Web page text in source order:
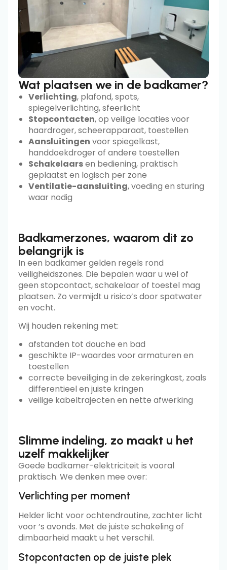
Wat plaatsen we in de badkamer?
Verlichting, plafond, spots,
spiegelverlichting, sfeerlicht
Stopcontacten, op veilige locaties voor
haardroger, scheerapparaat, toestellen
Aansluitingen voor spiegelkast,
handdoekdroger of andere toestellen
Schakelaarsen bediening, praktisch
geplaatst en logisch per zone
Ventilatie-aansluiting, voeding en sturing
waar nodig
Badkamerzones, waarom dit zo
belangrijk is
In een badkamer gelden regels rond
veiligheidszones. Die bepalen waar u wel of
geen stopcontact, schakelaar of toestel mag
plaatsen. Zo vermijdt u risico’s door spatwater
en vocht.
Wij houden rekening met:
afstanden tot douche en bad
geschikte IP-waardes voor armaturen en
toestellen
correcte beveiliging in de zekeringkast, zoals
differentieel en juiste kringen
veilige kabeltrajecten en nette afwerking
Slimme indeling, zo maakt u het
uzelf makkelijker
Goede badkamer-elektriciteit is vooral
praktisch. We denken mee over:
Verlichting per moment
Helder licht voor ochtendroutine, zachter licht
voor ’s avonds. Met de juiste schakeling of
dimbaarheid maakt u het verschil.
Stopcontacten op de juiste plek